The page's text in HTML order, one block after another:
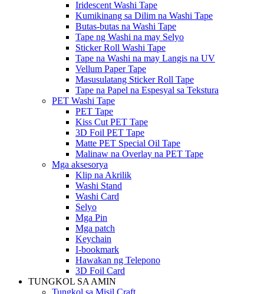
Iridescent Washi Tape
Kumikinang sa Dilim na Washi Tape
Butas-butas na Washi Tape
Tape ng Washi na may Selyo
Sticker Roll Washi Tape
Tape na Washi na may Langis na UV
Vellum Paper Tape
Masusulatang Sticker Roll Tape
Tape na Papel na Espesyal sa Tekstura
PET Washi Tape
PET Tape
Kiss Cut PET Tape
3D Foil PET Tape
Matte PET Special Oil Tape
Malinaw na Overlay na PET Tape
Mga aksesorya
Klip na Akrilik
Washi Stand
Washi Card
Selyo
Mga Pin
Mga patch
Keychain
I-bookmark
Hawakan ng Telepono
3D Foil Card
TUNGKOL SA AMIN
Tungkol sa Misil Craft